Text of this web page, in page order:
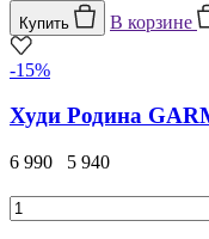
Купить В корзине
-15%
Худи Родина
6 990 5 940